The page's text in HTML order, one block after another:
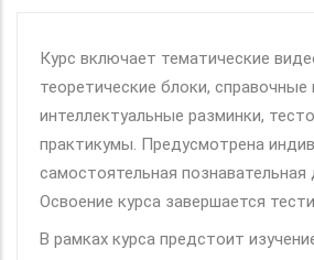
Курс включает тематические
теоретические блоки, справочные
интеллектуальные разминки,
практикумы. Предусмотрена
самостоятельная познавательная
Освоение курса завершается
В рамках курса предстоит